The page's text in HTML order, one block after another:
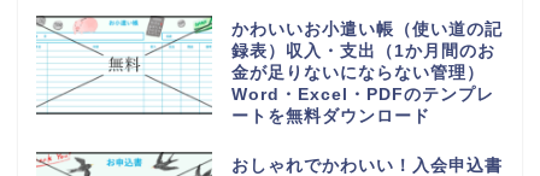
かわいいお小遣い帳（使い道の記
録表）収入・支出（1か月間のお
金が足りないにならない管理）
Word・Excel・PDFのテンプレ
ートを無料ダウンロード
おしゃれでかわいい！入会申込書